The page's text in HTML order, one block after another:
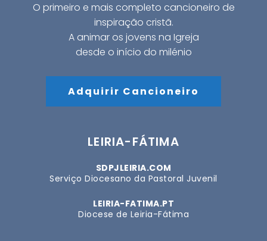
O primeiro e mais completo cancioneiro de
inspiração cristã.
A animar os jovens na Igreja
desde o início do milénio
Adquirir Cancioneiro
LEIRIA-FÁTIMA
SDPJLEIRIA.COM
Serviço Diocesano da Pastoral Juvenil
LEIRIA-FATIMA.PT
Diocese de Leiria-Fátima